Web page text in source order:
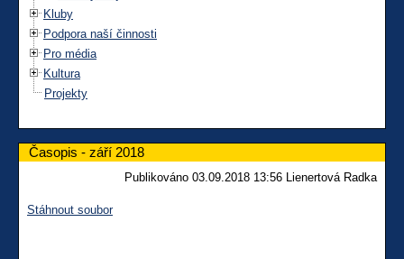
Kluby
Podpora naší činnosti
Pro média
Kultura
Projekty
Časopis - září 2018
Publikováno 03.09.2018 13:56 Lienertová Radka
Stáhnout soubor